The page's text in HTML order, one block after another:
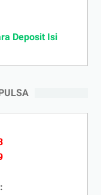
Deposit Isi